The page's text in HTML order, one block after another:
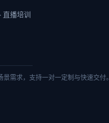
直播培训
需求，支持一对一定制与快速交付。